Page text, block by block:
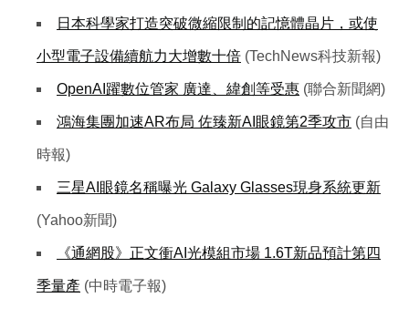
日本科學家打造突破微縮限制的記憶體晶片，或使
小型電子設備續航力大增數十倍 (TechNews科技新報)
OpenAI躍數位管家 廣達、緯創等受惠 (聯合新聞網)
鴻海集團加速AR布局 佐臻新AI眼鏡第2季攻市 (自由
時報)
三星AI眼鏡名稱曝光 Galaxy Glasses現身系統更新
(Yahoo新聞)
《通網股》正文衝AI光模組市場 1.6T新品預計第四
季量產 (中時電子報)